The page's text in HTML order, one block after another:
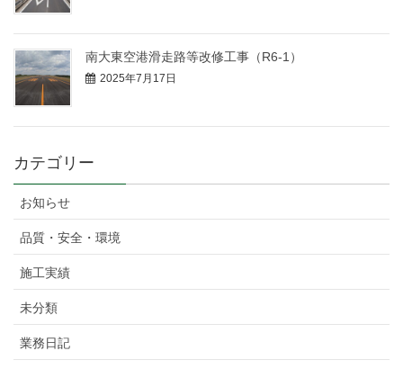
南大東空港滑走路等改修工事（R6-1）
2025年7月17日
カテゴリー
お知らせ
品質・安全・環境
施工実績
未分類
業務日記